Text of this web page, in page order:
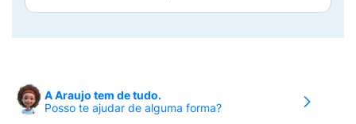
A Araujo tem de tudo.
Posso te ajudar de alguma forma?